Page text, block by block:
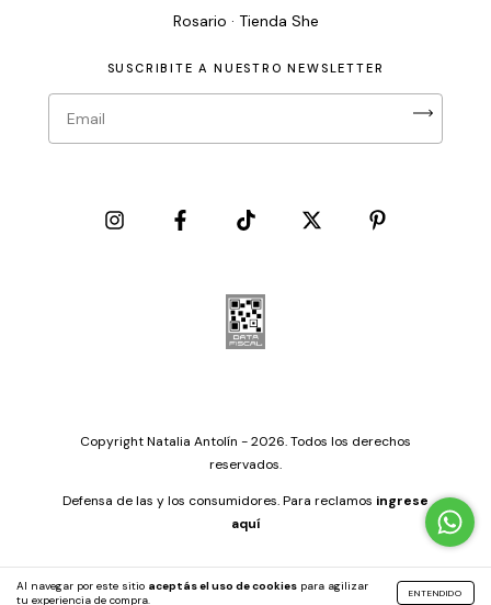
Al navegar por este sitio aceptás el uso de cookies para agilizar
tu experiencia de compra.
ENTENDIDO
Rosario · Tienda She
SUSCRIBITE A NUESTRO NEWSLETTER
Copyright Natalia Antolín - 2026. Todos los derechos
reservados.
Defensa de las y los consumidores. Para reclamos ingrese
aquí